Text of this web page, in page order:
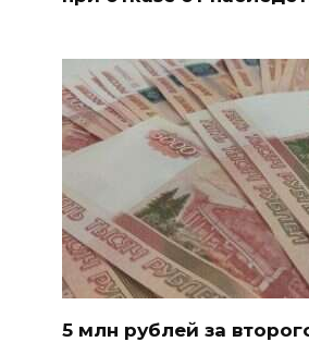
5 млн рублей за